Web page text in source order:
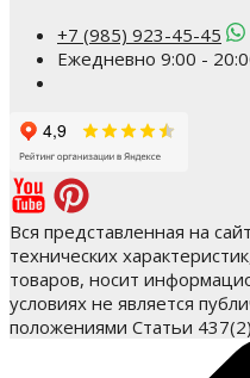
+7 (985) 923-45-45
Ежедневно 9:00 -
Вся представленная на
технических
товаров, носит
условиях не является
положениями Статьи